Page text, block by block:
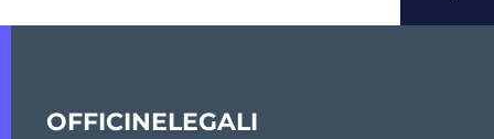
OFFICINELEGALI